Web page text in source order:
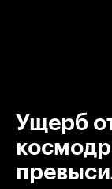
Ущерб